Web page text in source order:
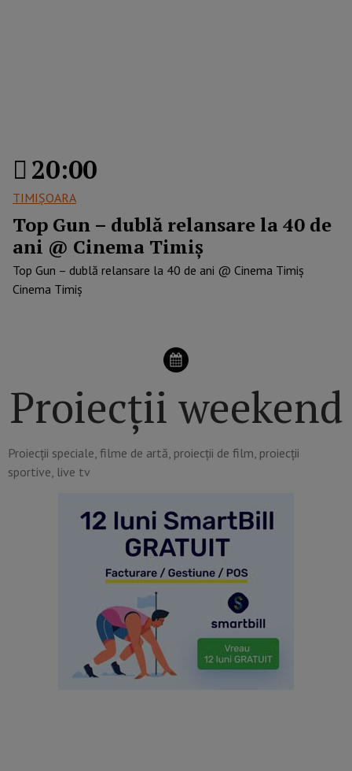
20:00
TIMIŞOARA
Top Gun – dublă relansare la 40 de
ani @ Cinema Timiș
Top Gun – dublă relansare la 40 de ani @ Cinema Timiș
Cinema Timiş
Proiecții weekend
Proiecții speciale, filme de artă, proiecții de film, proiecții
sportive, live tv